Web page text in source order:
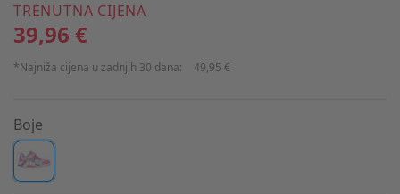
TRENUTNA CIJENA
39,96 €
*Najniža cijena u zadnjih 30 dana: 49,95 €
Boje